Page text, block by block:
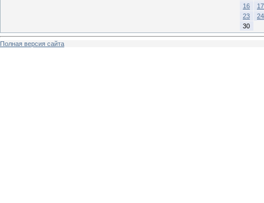
16
17
23
24
30
Полная версия сайта